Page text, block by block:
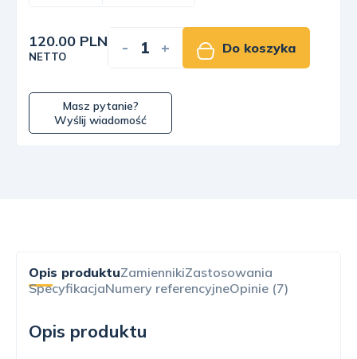
120.00 PLN
NETTO - + Do koszyka
Masz pytanie?
Wyślij wiadomość
Opis produktuZamiennikiZastosowania
SpecyfikacjaNumery referencyjneOpinie (7)
Opis produktu